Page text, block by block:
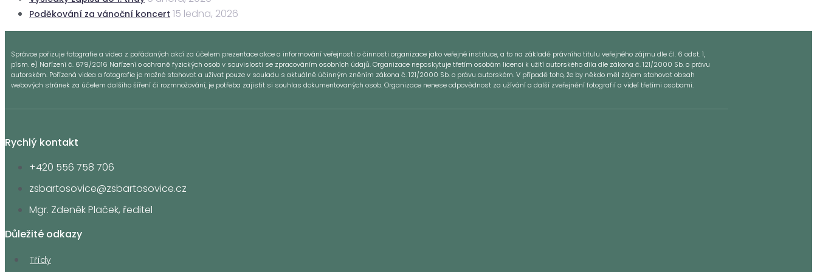
Poděkování za vánoční koncert 15 ledna, 2026
Správce pořizuje fotografie a videa z pořádaných akcí za účelem prezentace akce a informování veřejnosti o činnosti organizace jako veřejné instituce, a to na základě právního titulu veřejného zájmu dle čl. 6 odst. 1,
písm. e) Nařízení č. 679/2016 Nařízení o ochraně fyzických osob v souvislosti se zpracováním osobních údajů. Organizace neposkytuje třetím osobám licenci k užití autorského díla dle zákona č. 121/2000 Sb. o právu
autorském. Pořízená videa a fotografie je možné stahovat a užívat pouze v souladu s aktuálně účinným zněním zákona č. 121/2000 Sb. o právu autorském. V případě toho, že by někdo měl zájem stahovat obsah
webových stránek za účelem dalšího šíření či rozmnožování, je potřeba zajistit si souhlas dokumentovaných osob. Organizace nenese odpovědnost za užívání a další zveřejnění fotografií a videí třetími osobami.
Rychlý kontakt
+420 556 758 706
zsbartosovice@zsbartosovice.cz
Mgr. Zdeněk Plaček, ředitel
Důležité odkazy
Třídy